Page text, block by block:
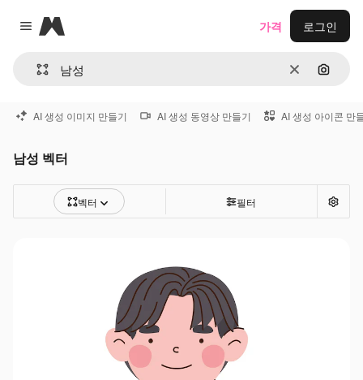
Close menu
Magnific
지우기이미지
가격 로그인
AI 생성 이미지 만들기 AI 생성 동영상 만들기 AI 생성 아이콘 만
남성 벡터
벡터 필터